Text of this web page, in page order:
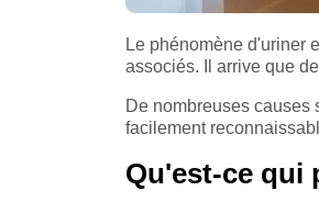
Le phénomène d'uriner
associés. Il arrive que
De nombreuses causes
facilement
Qu'est-ce qui